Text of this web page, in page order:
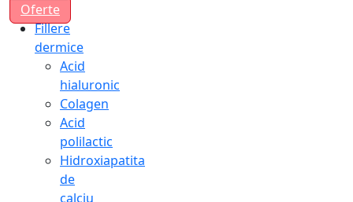
Oferte
Fillere
dermice
Acid
hialuronic
Colagen
Acid
polilactic
Hidroxiapatita
de
calciu